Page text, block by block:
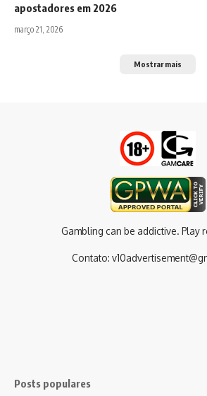
apostadores em 2026
março 21, 2026
Mostrar mais
Gambling can be addictive. Play
Contato:
Posts populares